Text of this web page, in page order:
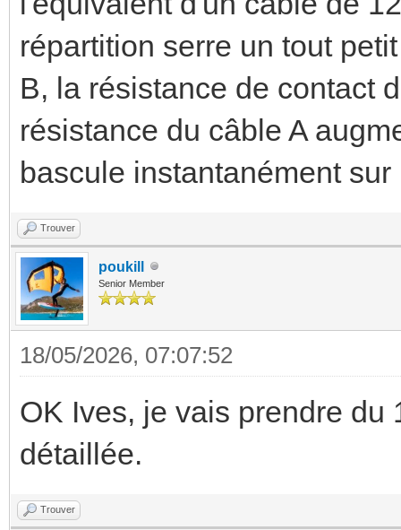
répartition serre un tout
B, la résistance de contact
résistance du câble A
bascule instantanément
Trouver
poukill
Senior Member
18/05/2026, 07:07:52
OK Ives, je vais prendre du
détaillée.
Trouver